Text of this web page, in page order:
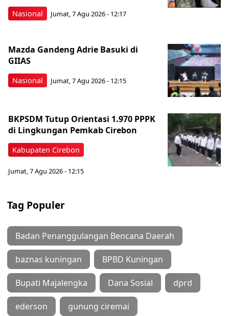
Nasional Jumat, 7 Agu 2026 - 12:17
Nasional
Mazda Gandeng Adrie Basuki di
GIIAS
Jumat, 7 Agu 2026 - 12:15
Kabupaten Cirebon
BKPSDM Tutup Orientasi 1.970 PPPK
di Lingkungan Pemkab Cirebon
Jumat, 7 Agu 2026 - 12:15
Tag Populer
Badan Penanggulangan Bencana Daerah
baznas kuningan BPBD Kuningan
Bupati Majalengka Dana Sosial dprd
ederson gunung ciremai